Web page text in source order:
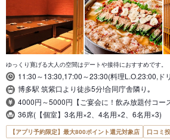
ゆっくり寛げる大人の空間はデートや接待におすすめです。
11:30～13:30,17:00～23:30(料理L.O.23:00,ド
博多駅 筑紫口より徒歩5分!合同庁舎隣り｡
4000円～5000円【ご宴会に！飲み放題付コー
36席(【個室】3名用×2、4名用×2、6名用×3)
【アプリ予約限定】最大800ポイント還元対象店 口コミ